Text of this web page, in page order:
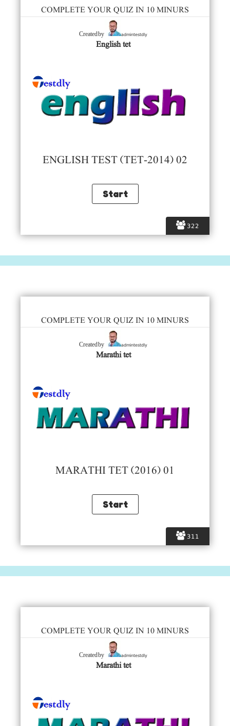
322
COMPLETE YOUR QUIZ IN 10 MINURS
Created by admintestdly
English tet
ENGLISH TEST (TET-2014) 02
311
COMPLETE YOUR QUIZ IN 10 MINURS
Created by admintestdly
Marathi tet
MARATHI TET (2016) 01
COMPLETE YOUR QUIZ IN 10 MINURS
Created by admintestdly
Marathi tet